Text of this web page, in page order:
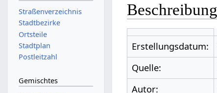
Beschreibung
Erstellungsdatum:
Quelle:
Autor:
Straßenverzeichnis
Stadtbezirke
Ortsteile
Stadtplan
Postleitzahl
Gemischtes